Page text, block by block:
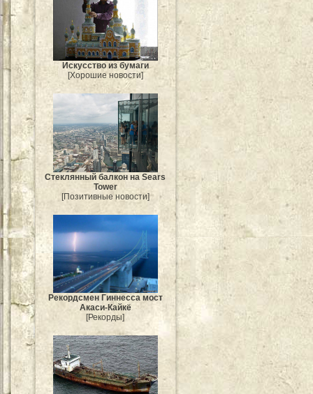
Искусство из бумаги
[Хорошие новости]
Стеклянный балкон на Sears
Tower
[Позитивные новости]
Рекордсмен Гиннесса мост
Акаси-Кайкё
[Рекорды]